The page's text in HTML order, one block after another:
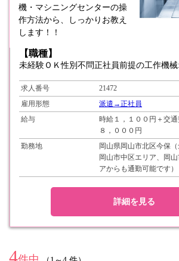
機・マシニングセンターの操
作方法から、しっかりお教え
します！！
【職種】
未経験ＯＫ性別不問正社員前提の工作機
求人番号
21472
雇用形態
派遣→正社員
給与
時給１，１００円＋交
８，０００円
勤務地
岡山県岡山市北区今保（
岡山市中区エリア、岡
アからも通勤可能です）
詳細を見る
4